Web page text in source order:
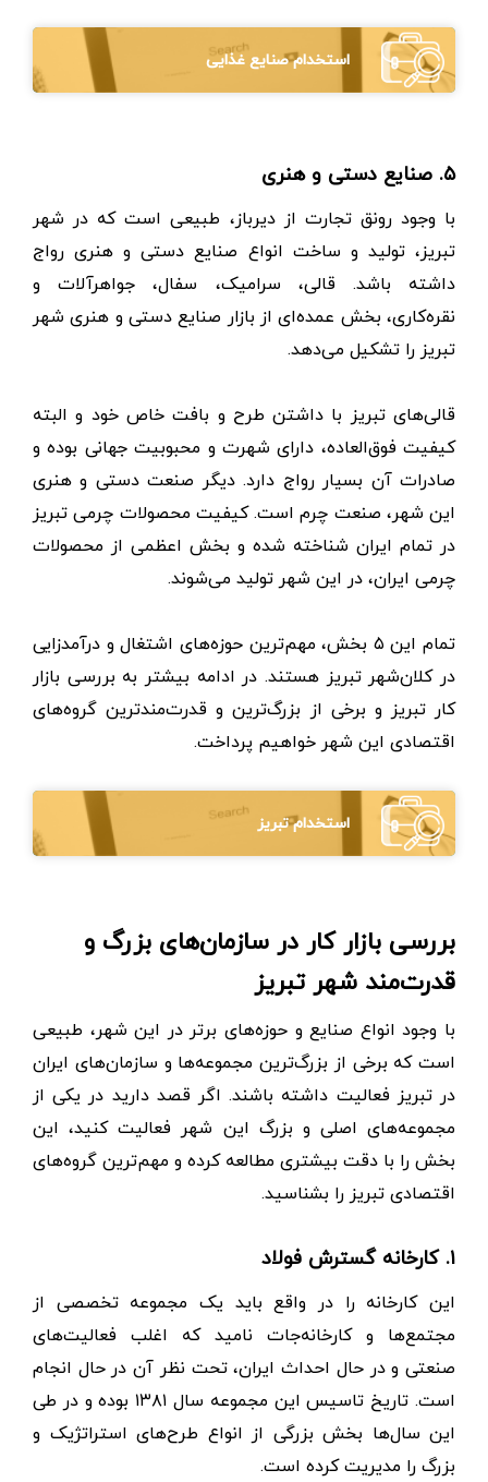
استخدام صنایع غذایی
۵. صنایع دستی و هنری
با وجود رونق تجارت از دیرباز، طبیعی است که در شهر
تبریز، تولید و ساخت انواع صنایع دستی و هنری رواج
داشته باشد. قالی، سرامیک، سفال، جواهرآلات و
نقره‌کاری، بخش عمده‌ای از بازار صنایع دستی و هنری شهر
تبریز را تشکیل می‌دهد.
قالی‌های تبریز با داشتن طرح و بافت خاص خود و البته
کیفیت فوق‌العاده، دارای شهرت و محبوبیت جهانی بوده و
صادرات آن بسیار رواج دارد. دیگر صنعت دستی و هنری
این شهر، صنعت چرم است. کیفیت محصولات چرمی تبریز
در تمام ایران شناخته شده و بخش اعظمی از محصولات
چرمی ایران، در این شهر تولید می‌شوند.
تمام این ۵ بخش، مهم‌ترین حوزه‌های اشتغال و درآمدزایی
در کلان‌شهر تبریز هستند. در ادامه بیشتر به بررسی بازار
کار تبریز و برخی از بزرگ‌ترین و قدرت‌مندترین گروه‌های
اقتصادی این شهر خواهیم پرداخت.
استخدام تبریز
بررسی بازار کار در سازمان‌های بزرگ و
قدرت‌مند شهر تبریز
با وجود انواع صنایع و حوزه‌های برتر در این شهر، طبیعی
است که برخی از بزرگ‌ترین مجموعه‌ها و سازمان‌های ایران
در تبریز فعالیت داشته باشند. اگر قصد دارید در یکی از
مجموعه‌های اصلی و بزرگ این شهر فعالیت کنید، این
بخش را با دقت بیشتری مطالعه کرده و مهم‌ترین گروه‌های
اقتصادی تبریز را بشناسید.
۱. کارخانه گسترش فولاد
این کارخانه را در واقع باید یک مجموعه تخصصی از
مجتمع‌ها و کارخانه‌جات نامید که اغلب فعالیت‌های
صنعتی و در حال احداث ایران، تحت نظر آن در حال انجام
است. تاریخ تاسیس این مجموعه سال ۱۳۸۱ بوده و در طی
این سال‌ها بخش بزرگی از انواع طرح‌های استراتژیک و
بزرگ را مدیریت کرده است.